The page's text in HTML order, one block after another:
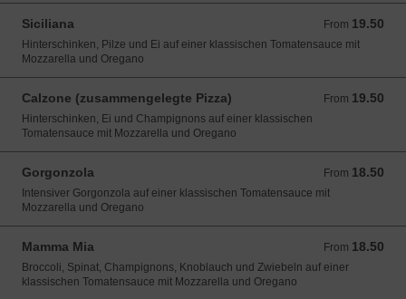
Siciliana From 19.50
From 19.50 CHF
Hinterschinken, Pilze und Ei auf einer klassischen Tomatensauce mit
Mozzarella und Oregano
Calzone (zusammengelegte Pizza) From 19.50
From 19.50 CHF
Hinterschinken, Ei und Champignons auf einer klassischen
Tomatensauce mit Mozzarella und Oregano
Gorgonzola From 18.50
From 18.50 CHF
Intensiver Gorgonzola auf einer klassischen Tomatensauce mit
Mozzarella und Oregano
Mamma Mia From 18.50
From 18.50 CHF
Broccoli, Spinat, Champignons, Knoblauch und Zwiebeln auf einer
klassischen Tomatensauce mit Mozzarella und Oregano